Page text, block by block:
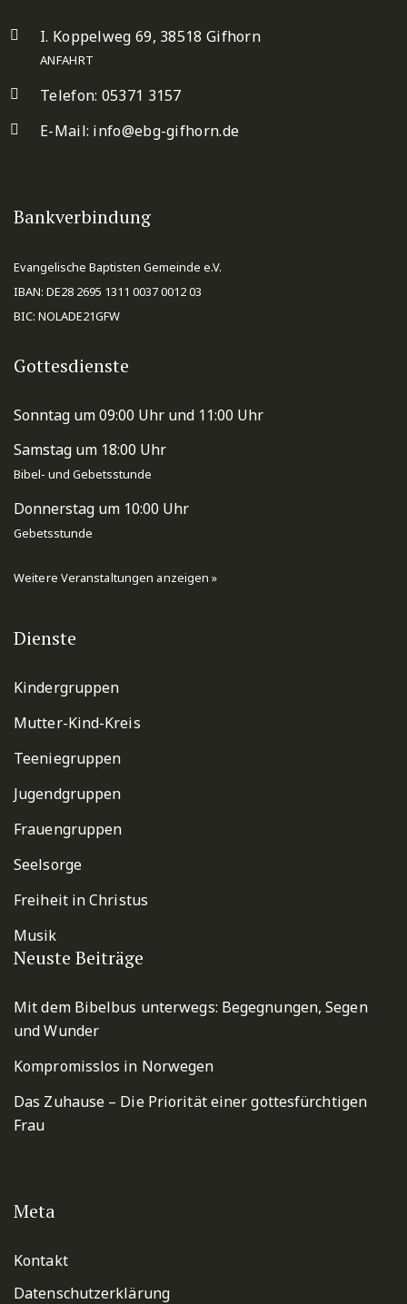
I. Koppelweg 69, 38518 Gifhorn
ANFAHRT
Telefon: 05371 3157
E-Mail: info@ebg-gifhorn.de
Bankverbindung
Evangelische Baptisten Gemeinde e.V.
IBAN: DE28 2695 1311 0037 0012 03
BIC: NOLADE21GFW
Gottesdienste
Sonntag um 09:00 Uhr und 11:00 Uhr
Samstag um 18:00 Uhr
Bibel- und Gebetsstunde
Donnerstag um 10:00 Uhr
Gebetsstunde
Weitere Veranstaltungen anzeigen »
Dienste
Kindergruppen
Mutter-Kind-Kreis
Teeniegruppen
Jugendgruppen
Frauengruppen
Seelsorge
Freiheit in Christus
Musik
Neuste Beiträge
Mit dem Bibelbus unterwegs: Begegnungen, Segen
und Wunder
Kompromisslos in Norwegen
Das Zuhause – Die Priorität einer gottesfürchtigen
Frau
Meta
Kontakt
Datenschutzerklärung